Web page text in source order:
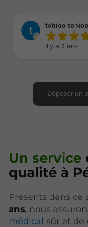
Un service
qualité à
Présents dans ce
ans, nous
médical sûr et de